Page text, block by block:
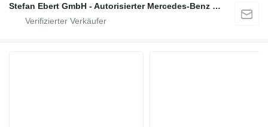
Stefan Ebert GmbH - Autorisierter Mercedes-Benz Servicepartner